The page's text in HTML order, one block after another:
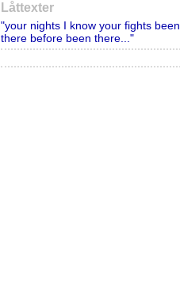
Låttexter
"your nights I know your fights been
there before been there..."